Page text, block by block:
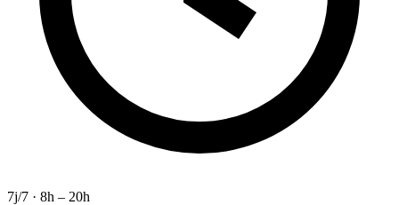
7j/7 · 8h – 20h